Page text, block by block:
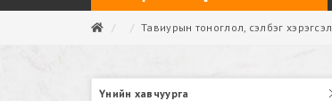
Тавиурын тоноглол, сэлбэг хэрэгсэл
Үнийн хавчуурга